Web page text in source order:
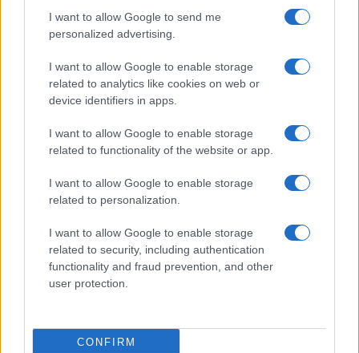
I want to allow Google to send me
personalized advertising.
I want to allow Google to enable storage
related to analytics like cookies on web or
device identifiers in apps.
I want to allow Google to enable storage
related to functionality of the website or app.
I want to allow Google to enable storage
related to personalization.
I want to allow Google to enable storage
related to security, including authentication
functionality and fraud prevention, and other
user protection.
CONFIRM
SERVIZI PER LE AZIENDE
Novità bollette luce: prezzi zonali, bonus e incentivi
per il 2026
Linda Pellegrini · 6 Ago 2026